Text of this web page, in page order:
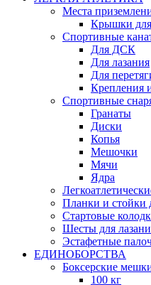
Места
Крышки
Спортивные
Для ДСК
Для лазания
Для
Крепления
Спортивные
Гранаты
Диски
Копья
Мешочки
Мячи
Ядра
Планки и стойки
Стартовые
Шесты для
Эстафетные
ЕДИНОБОРСТВА
Боксерские
100 кг